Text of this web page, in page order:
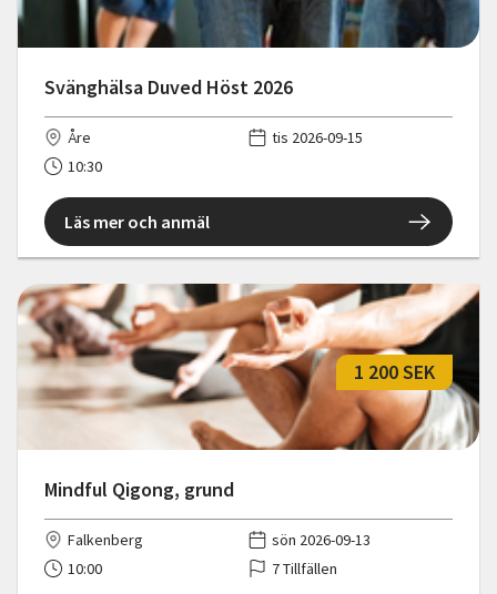
Svänghälsa Duved Höst 2026
Åre
tis 2026-09-15
10:30
Läs mer och anmäl
Mindful Qigong, grund
1 200 SEK
Falkenberg
sön 2026-09-13
10:00
7 Tillfällen